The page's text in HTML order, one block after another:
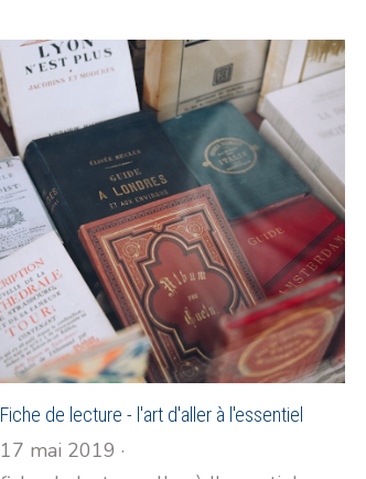
Fiche de lecture - l'art d'aller à l'essentiel
17 mai 2019 ·